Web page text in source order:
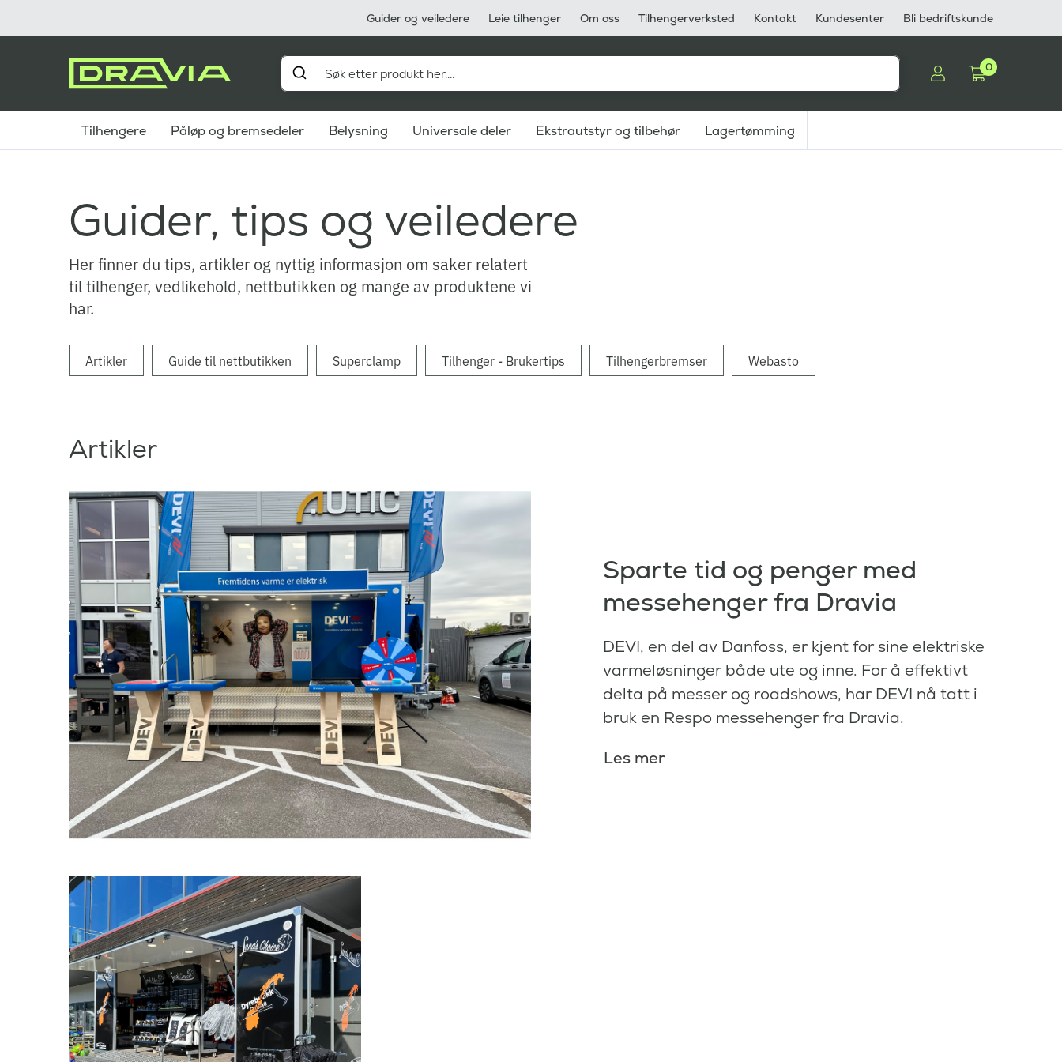
Guider og veiledere Leie tilhenger Om oss Tilhengerverksted Kontakt Kundesenter Bli bedriftskunde
0
Tilhengere Påløp og bremsedeler Belysning Universale deler Ekstrautstyr og tilbehør Lagertømming
Guider, tips og veiledere
Her finner du tips, artikler og nyttig informasjon om saker relatert
til tilhenger, vedlikehold, nettbutikken og mange av produktene vi
har.
Artikler Guide til nettbutikken Superclamp Tilhenger - Brukertips Tilhengerbremser Webasto
Artikler
Sparte tid og penger med
messehenger fra Dravia
DEVI, en del av Danfoss, er kjent for sine elektriske
varmeløsninger både ute og inne. For å effektivt
delta på messer og roadshows, har DEVI nå tatt i
bruk en Respo messehenger fra Dravia.
Les mer